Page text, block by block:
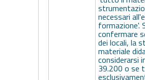
necessari
formazione'.
confermare
dei locali, la
materiale
considerarsi
39.200 o se